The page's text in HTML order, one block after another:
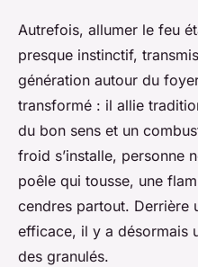
Granulés de
qualité
chauffage
Aubine• 18/04/2026 14:10•
Autrefois, allumer le feu
presque instinctif,
génération autour du
transformé : il allie
du bon sens et un
froid s’installe, personne
poêle qui tousse, une
cendres partout. Derrière
efficace, il y a désormais
des granulés.